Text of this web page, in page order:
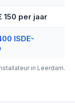
150 per jaar
ISDE-
in Leerdam.